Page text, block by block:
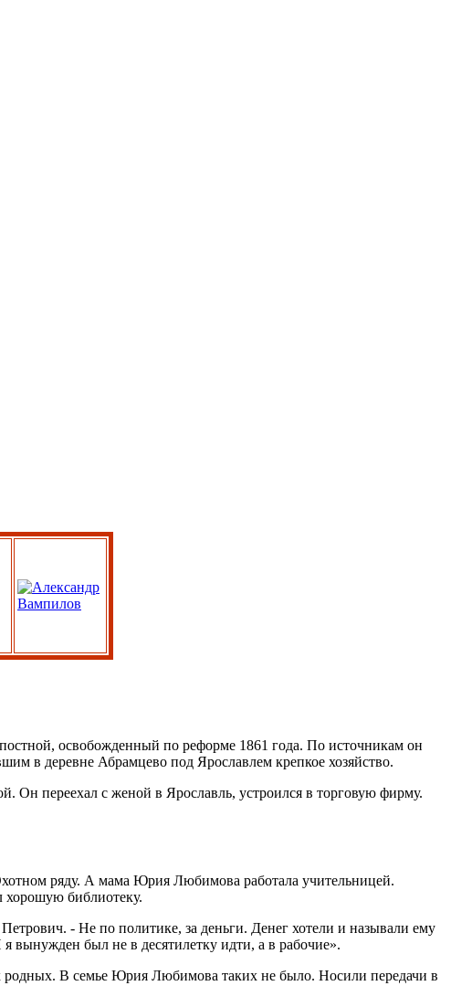
освобожденный по реформе 1861 года. По источникам он
в деревне Абрамцево под Ярославлем крепкое хозяйство.
Он переехал с женой в Ярославль, устроился в торговую фирму.
ряду. А мама Юрия Любимова работала учительницей.
библиотеку.
- Не по политике, за деньги. Денег хотели и называли ему
был не в десятилетку идти, а в рабочие».
родных. В семье Юрия Любимова таких не было. Носили передачи в